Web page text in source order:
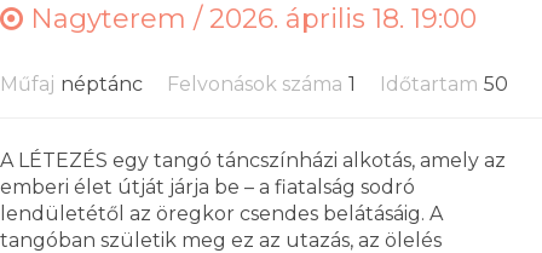
Nagyterem /2026. április 18. 19:00
Műfaj néptánc Felvonások száma 1 Időtartam 50
A LÉTEZÉS egy tangó táncszínházi alkotás, amely az
emberi élet útját járja be – a fiatalság sodró
lendületétől az öregkor csendes belátásáig. A
tangóban születik meg ez az utazás, az ölelés